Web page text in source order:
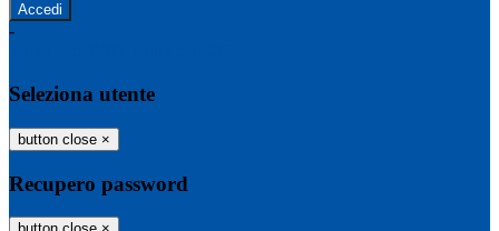
-
Seleziona utente
button close ×
Recupero password